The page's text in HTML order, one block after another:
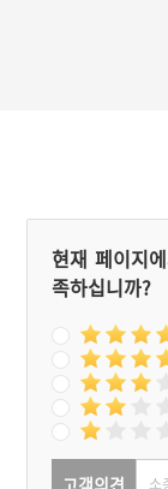
지 말라고 하면
떡을 해준다. 아
동네에 돌리면
현재 페이지
족하십니까?
고객의견